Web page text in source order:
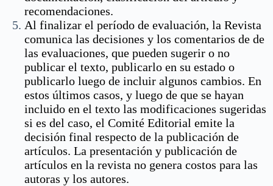
recomendaciones.
Al finalizar el período de evaluación, la Revista
comunica las decisiones y los comentarios de de
las evaluaciones, que pueden sugerir o no
publicar el texto, publicarlo en su estado o
publicarlo luego de incluir algunos cambios. En
estos últimos casos, y luego de que se hayan
incluido en el texto las modificaciones sugeridas
si es del caso, el Comité Editorial emite la
decisión final respecto de la publicación de
artículos. La presentación y publicación de
artículos en la revista no genera costos para las
autoras y los autores.